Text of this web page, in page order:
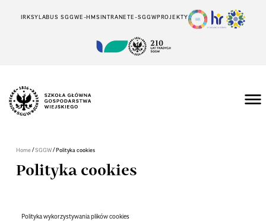
IRKSYLABUS SGGWE-HMSINTRANETE-SGGWPROJEKTY
Home/SGGW/Polityka cookies
Polityka cookies
Polityka wykorzystywania plików cookies